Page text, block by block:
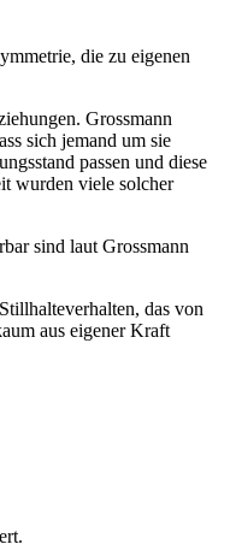
die zu eigenen
Grossmann
sich jemand um sie
passen und diese
wurden viele solcher
sind laut Grossmann
das von
aus eigener Kraft